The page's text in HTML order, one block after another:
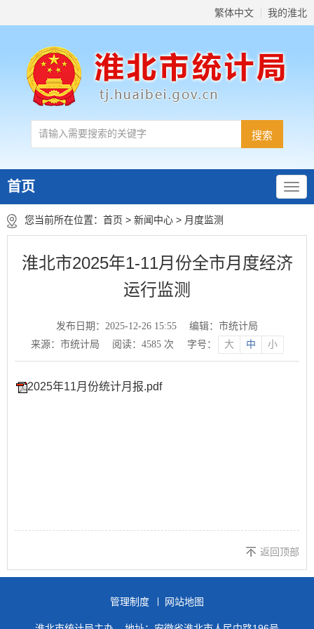
繁体中文 我的淮北
首页
您当前所在位置： 首页 > 新闻中心 > 月度监测
淮北市2025年1-11月份全市月度经济
运行监测
发布日期：2025-12-26 15:55
编辑：市统计局
来源：市统计局
阅读： 4585次 字号： 大 中 小
2025年11月份统计月报.pdf
返回顶部
管理制度 网站地图